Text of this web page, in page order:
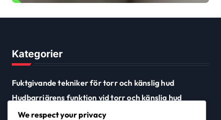
Kategorier
Fuktgivande tekniker för torr och känslig hud
Hudbarriärens funktion vid torr och känslig hud
Reparationsmetoder för torra och känsliga
We respect your privacy